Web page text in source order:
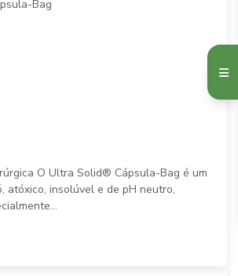
O Ultra Solid® Cápsula-Bag é um
atóxico, insolúvel e de pH neutro,